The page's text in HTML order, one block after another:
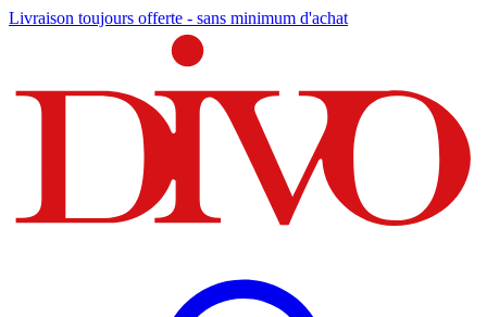
Livraison toujours offerte - sans minimum d'achat